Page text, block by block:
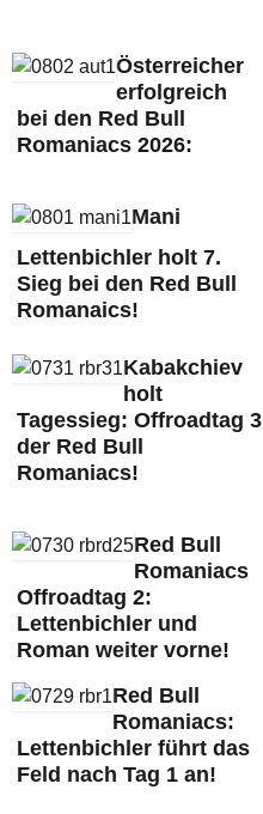
Österreicher
erfolgreich
bei den Red Bull
Romaniacs 2026:
Mani
Lettenbichler holt 7.
Sieg bei den Red Bull
Romanaics!
Kabakchiev
holt
Tagessieg: Offroadtag 3
der Red Bull
Romaniacs!
Red Bull
Romaniacs
Offroadtag 2:
Lettenbichler und
Roman weiter vorne!
Red Bull
Romaniacs:
Lettenbichler führt das
Feld nach Tag 1 an!